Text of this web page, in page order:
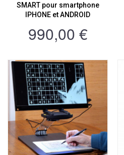
SMART pour smartphone
IPHONE et ANDROID
990,00 €